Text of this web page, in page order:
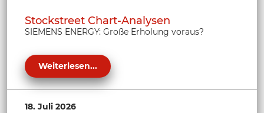
Stockstreet Chart-Analysen
SIEMENS ENERGY: Große Erholung voraus?
Weiterlesen...
18. Juli 2026